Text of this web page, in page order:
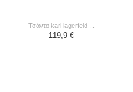
τσάντα karl lagerfeld ...
119,9 €